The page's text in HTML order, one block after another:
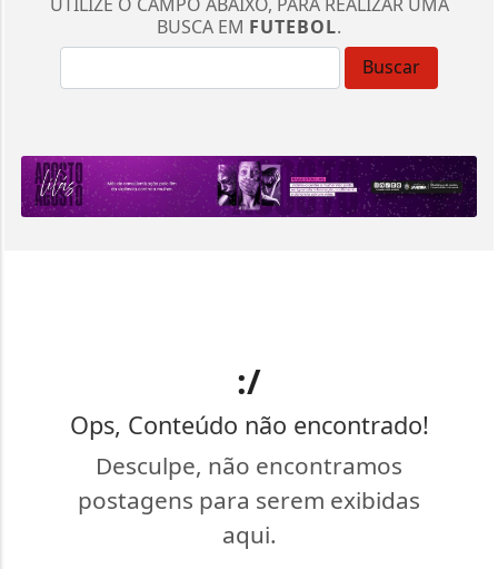
BUSCA EM FUTEBOL.
Buscar
:/
Ops, Conteúdo não encontrado!
Desculpe, não encontramos
postagens para serem exibidas
aqui.